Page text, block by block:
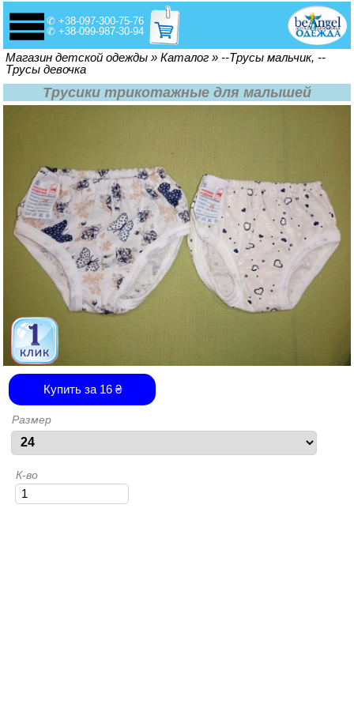
✆ +38-097-300-75-76
✆ +38-099-987-30-94
Вы здесь
Магазин детской одежды » Каталог » --Трусы мальчик, --
Трусы девочка
Трусики трикотажные для малышей
Купить за 16₴
Размер
К-во